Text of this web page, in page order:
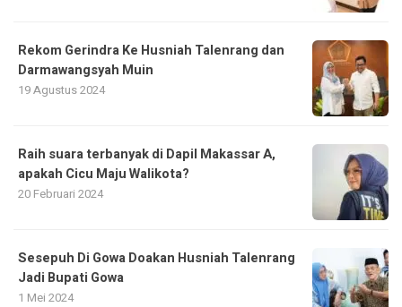
Rekom Gerindra Ke Husniah Talenrang dan
Darmawangsyah Muin
19 Agustus 2024
Raih suara terbanyak di Dapil Makassar A,
apakah Cicu Maju Walikota?
20 Februari 2024
Sesepuh Di Gowa Doakan Husniah Talenrang
Jadi Bupati Gowa
1 Mei 2024